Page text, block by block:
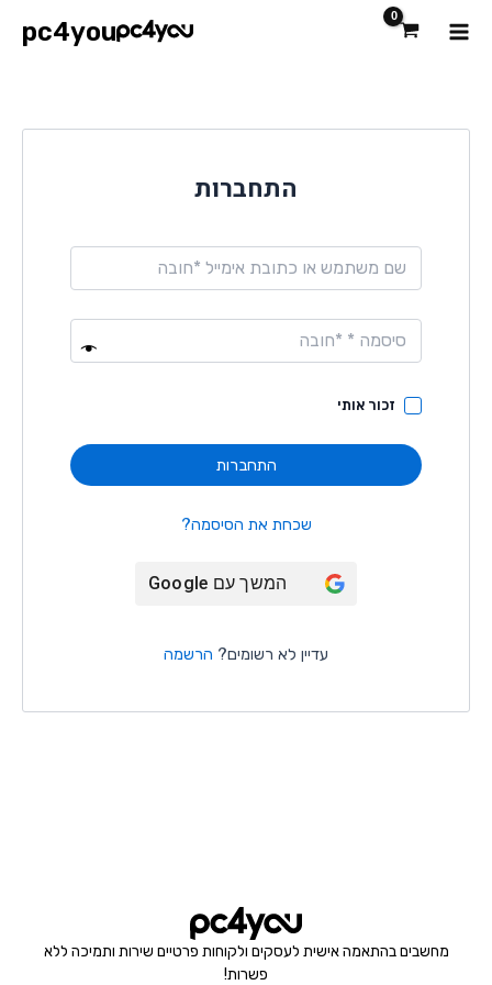
לתוכן
Main
pc4you
התחברות
זכור אותי
התחברות
שכחת את הסיסמה?
המשך עם Google
עדיין לא רשומים? הרשמה
מחשבים בהתאמה אישית לעסקים ולקוחות פרטיים שירות ותמיכה ללא
פשרות!